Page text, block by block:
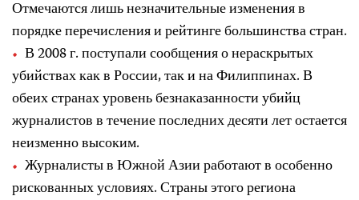
Отмечаются лишь незначительные изменения в
порядке перечисления и рейтинге большинства стран.
В 2008 г. поступали сообщения о нераскрытых
убийствах как в России, так и на Филиппинах. В
обеих странах уровень безнаказанности убийц
журналистов в течение последних десяти лет остается
неизменно высоким.
Журналисты в Южной Азии работают в особенно
рискованных условиях.Страны этого региона